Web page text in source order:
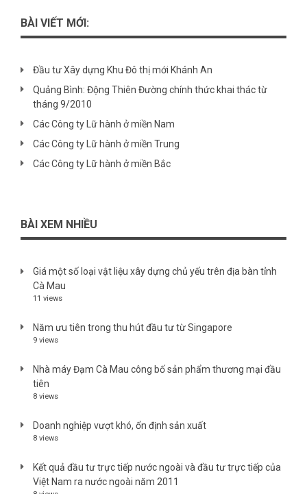
BÀI VIẾT MỚI:
Đầu tư Xây dựng Khu Đô thị mới Khánh An
Quảng Bình: Động Thiên Đường chính thức khai thác từ
tháng 9/2010
Các Công ty Lữ hành ở miền Nam
Các Công ty Lữ hành ở miền Trung
Các Công ty Lữ hành ở miền Bắc
BÀI XEM NHIỀU
Giá một số loại vật liệu xây dựng chủ yếu trên địa bàn tỉnh
Cà Mau
11 views
Năm ưu tiên trong thu hút đầu tư từ Singapore
9 views
Nhà máy Đạm Cà Mau công bố sản phẩm thương mại đầu
tiên
8 views
Doanh nghiệp vượt khó, ổn định sản xuất
8 views
Kết quả đầu tư trực tiếp nước ngoài và đầu tư trực tiếp của
Việt Nam ra nước ngoài năm 2011